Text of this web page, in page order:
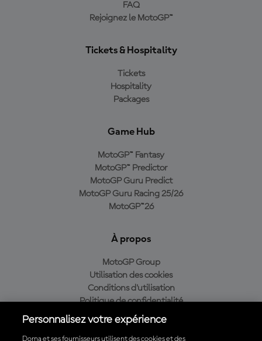
FAQ
Rejoignez le MotoGP™
Tickets & Hospitality
Tickets
Hospitality
Packages
Game Hub
MotoGP™ Fantasy
MotoGP™ Predictor
MotoGP Guru Predict
MotoGP Guru Racing 25/26
MotoGP™26
À propos
MotoGP Group
Utilisation des cookies
Conditions d'utilisation
Politique de confidentialité
Politique d’achat
Personnalisez votre expérience
Dorna et ses fournisseurs utilisent des cookies et des